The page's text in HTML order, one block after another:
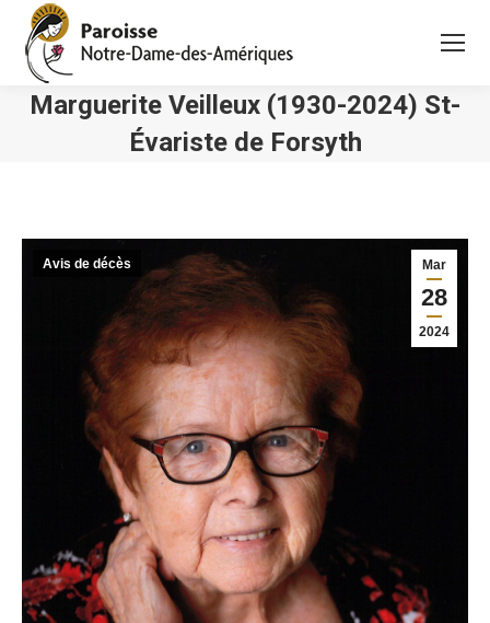
Marguerite Veilleux (1930-2024) St-
Évariste de Forsyth
Mar
28
2024
Avis de décès